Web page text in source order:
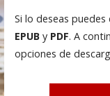
Si lo deseas
EPUBy PDF. A
opciones de